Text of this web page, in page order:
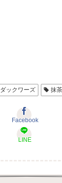
ダックワーズ 抹茶
Facebook
LINE